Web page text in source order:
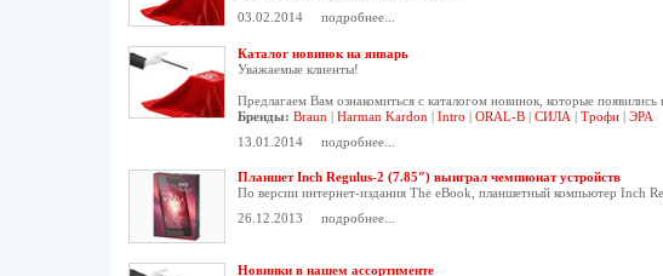
03.02.2014
подробнее...
Каталог новинок на январь
Уважаемые клиенты!
Предлагаем Вам ознакомиться с каталогом новинок, которые появились
Бренды: Braun | Harman Kardon | Intro | ORAL-B| СИЛА | Трофи| ЭРА
13.01.2014
подробнее...
Планшет Inch Regulus-2 (7.85″) выиграл чемпионат устройств
По версии интернет-издания The eBook, планшетный компьютер Inch
26.12.2013
подробнее...
Новинки в нашем ассортименте